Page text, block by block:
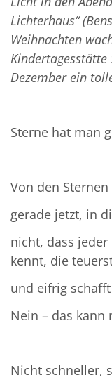
Lichterhaus“
Weihnachten
Kindertagesstätte
Dezember ein
Sterne hat man
Von den
gerade jetzt, in
nicht, dass
kennt, die
und eifrig
Nein – das kann
Nicht schneller,